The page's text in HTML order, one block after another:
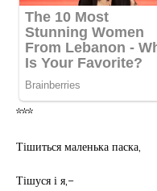
***
Тішиться маленька паска,
Тішуся і я,–